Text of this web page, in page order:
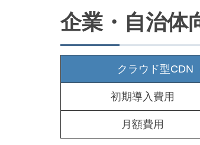
企業・自治体
クラウド型CDN
初期導入費用
月額費用